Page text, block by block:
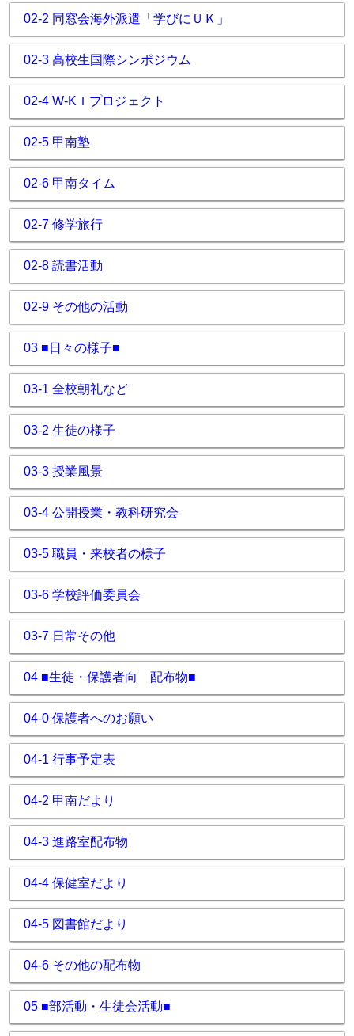
02-2 同窓会海外派遣「学びにＵＫ」
02-3 高校生国際シンポジウム
02-4 W-KＩプロジェクト
02-5 甲南塾
02-6 甲南タイム
02-7 修学旅行
02-8 読書活動
02-9 その他の活動
03 ■日々の様子■
03-1 全校朝礼など
03-2 生徒の様子
03-3 授業風景
03-4 公開授業・教科研究会
03-5 職員・来校者の様子
03-6 学校評価委員会
03-7 日常その他
04 ■生徒・保護者向 配布物■
04-0 保護者へのお願い
04-1 行事予定表
04-2 甲南だより
04-3 進路室配布物
04-4 保健室だより
04-5 図書館だより
04-6 その他の配布物
05 ■部活動・生徒会活動■